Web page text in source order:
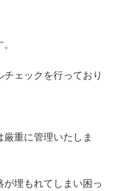
ェックを行っており
重に管理いたしま
埋もれてしまい困っ